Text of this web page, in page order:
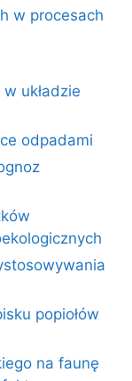
w procesach
układzie
odpadami
popiołów
na faunę